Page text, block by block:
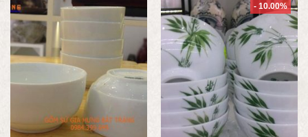
- 10.00%